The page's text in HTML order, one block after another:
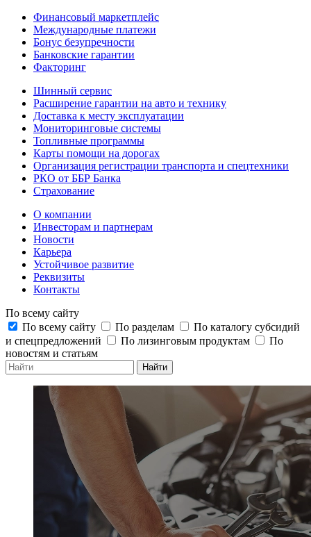
Финансовый маркетплейс
Международные платежи
Бонус безупречности
Банковские гарантии
Факторинг
Шинный сервис
Расширение гарантии на авто и технику
Доставка к месту эксплуатации
Мониторинговые системы
Топливные программы
Карты помощи на дорогах
Организация регистрации транспорта и спецтехники
РКО от ББР Банка
Страхование
О компании
Инвесторам и партнерам
Новости
Карьера
Устойчивое развитие
Реквизиты
Контакты
По всему сайту
По всему сайту
По разделам
По каталогу субсидий
и спецпредложений
По лизинговым продуктам
По
новостям и статьям
Найти